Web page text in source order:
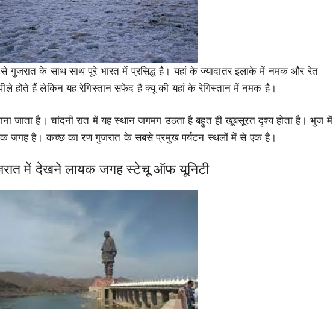
गुजरात के साथ साथ पूरे भारत में प्रसिद्ध है। यहां के ज्यादातर इलाके में नमक और रेत
पीले होते हैं लेकिन यह रेगिस्तान सफेद है क्यू की यहां के रेगिस्तान में नमक है।
जाता है। चांदनी रात में यह स्थान जगमग उठता है बहुत ही खूबसूरत दृश्य होता है। भुज में
जगह है। कच्छ का रण गुजरात के सबसे प्रमुख पर्यटन स्थलों में से एक है।
में देखने लायक जगह स्टेचू ऑफ यूनिटी